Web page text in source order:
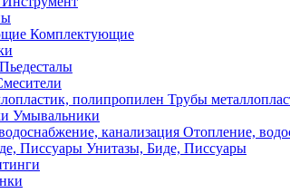
Комплектующие
Пьедесталы
Трубы
Умывальники
Отопление,
Унитазы, Биде, Писсуары